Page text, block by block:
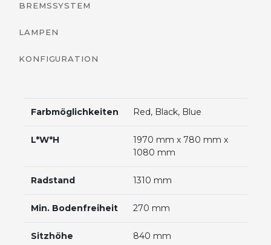
BREMSSYSTEM
LAMPEN
KONFIGURATION
Farbmöglichkeiten Red, Black, Blue
L*W*H
1970 mm x 780 mm x
1080 mm
Radstand 1310 mm
Min. Bodenfreiheit 270 mm
Sitzhöhe 840 mm